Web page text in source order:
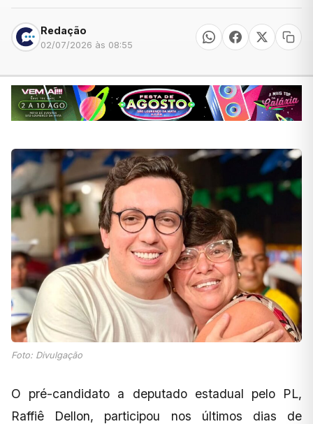
Redação
02/07/2026 às 08:55
Foto: Divulgação
O pré-candidato a deputado estadual pelo PL,
Raffiê Dellon, participou nos últimos dias de